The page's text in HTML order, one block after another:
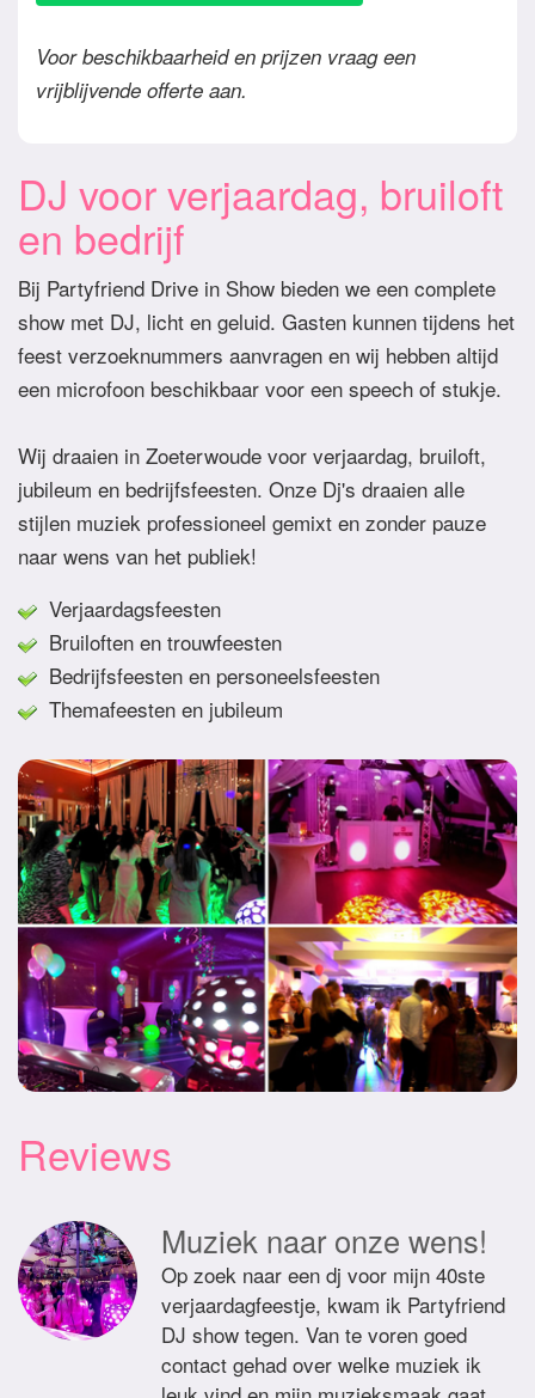
Voor beschikbaarheid en prijzen vraag een
vrijblijvende offerte aan.
DJ voor verjaardag, bruiloft
en bedrijf
Bij Partyfriend Drive in Show bieden we een complete
show met DJ, licht en geluid. Gasten kunnen tijdens het
feest verzoeknummers aanvragen en wij hebben altijd
een microfoon beschikbaar voor een speech of stukje.
Wij draaien in Zoeterwoude voor verjaardag, bruiloft,
jubileum en bedrijfsfeesten. Onze Dj's draaien alle
stijlen muziek professioneel gemixt en zonder pauze
naar wens van het publiek!
Verjaardagsfeesten
Bruiloften en trouwfeesten
Bedrijfsfeesten en personeelsfeesten
Themafeesten en jubileum
Reviews
Muziek naar onze wens!
Op zoek naar een dj voor mijn 40ste
verjaardagfeestje, kwam ik Partyfriend
DJ show tegen. Van te voren goed
contact gehad over welke muziek ik